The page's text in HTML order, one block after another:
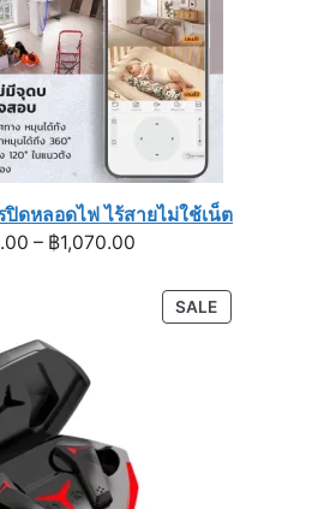
ปิดหลอดไฟ ไร้สายไม่ใช้เน็ต
– ฿1,070.00Price
฿589.00
through
SALEPRODUCT
ON